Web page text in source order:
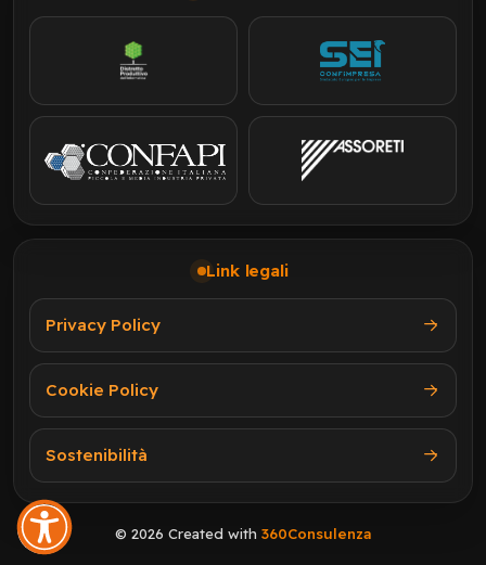
Link legali
Privacy Policy
Cookie Policy
Sostenibilità
© 2026 Created with 360Consulenza